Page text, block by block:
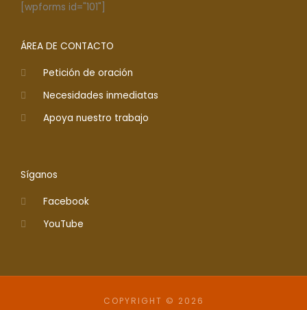
[wpforms id="101"]
ÁREA DE CONTACTO
Petición de oración
Necesidades inmediatas
Apoya nuestro trabajo
Síganos
Facebook
YouTube
COPYRIGHT © 2026